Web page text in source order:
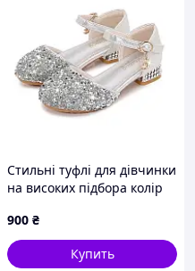
Стильні туфлі для дівчинки
на високих підбора колір
900 ₴
Купить